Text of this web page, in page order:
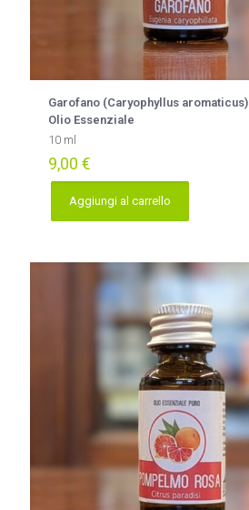
Garofano (Caryophyllus aromaticus)
Olio Essenziale
10 ml
9,00 €
Aggiungi al carrello